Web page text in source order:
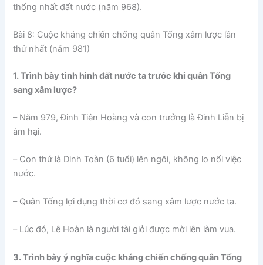
thống nhất đất nước (năm 968).
Bài 8: Cuộc kháng chiến chống quân Tống xâm lược lần
thứ nhất (năm 981)
1. Trình bày tình hình đất nước ta trước khi quân Tống
sang xâm lược?
– Năm 979, Đinh Tiên Hoàng và con trưởng là Đinh Liễn bị
ám hại.
– Con thứ là Đinh Toàn (6 tuổi) lên ngôi, không lo nổi việc
nước.
– Quân Tống lợi dụng thời cơ đó sang xâm lược nước ta.
– Lúc đó, Lê Hoàn là người tài giỏi được mời lên làm vua.
3. Trình bày ý nghĩa cuộc kháng chiến chống quân Tống